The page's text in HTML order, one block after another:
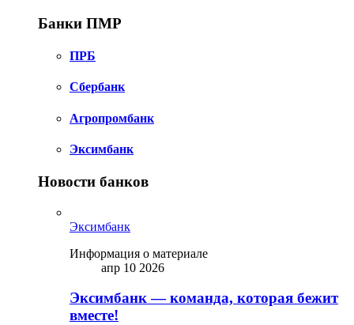
Банки ПМР
ПРБ
Сбербанк
Агропромбанк
Эксимбанк
Новости банков
Эксимбанк
Информация о материале
апр 10 2026
Эксимбанк — команда, которая бежит
вместе!